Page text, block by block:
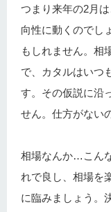
つまり来年の2月
向性に動くのでし
もしれません。相
で、カタルはいつ
す。その仮説に沿
せん。仕方がない
相場なんか…こん
れで良し、相場を
に臨みましょう。